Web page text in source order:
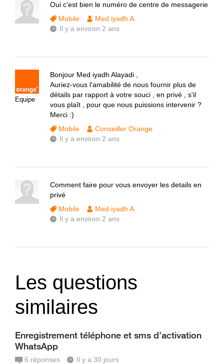
Oui c'est bien le numéro de centre de messagerie
Mobile
Med iyadh A.
Il y a environ 2 ans
Equipe
Bonjour Med iyadh Alayadi ,
Auriez-vous l'amabilité de nous fournir plus de
détails par rapport à votre souci , en privé , s'il
vous plaît , pour que nous puissions intervenir ?
Merci :)
Mobile
Conseiller Orange
Il y a environ 2 ans
Comment faire pour vous envoyer les details en
privé
Mobile
Med iyadh A.
Il y a environ 2 ans
Les questions
similaires
Enregistrement téléphone et sms d’activation
WhatsApp
6 réponses Il y a 30 jours